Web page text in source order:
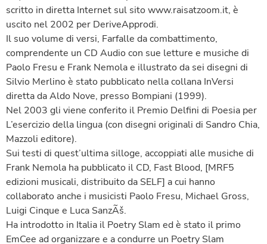
scritto in diretta Internet sul sito www.raisatzoom.it, è
uscito nel 2002 per DeriveApprodi.
Il suo volume di versi, Farfalle da combattimento,
comprendente un CD Audio con sue letture e musiche di
Paolo Fresu e Frank Nemola e illustrato da sei disegni di
Silvio Merlino è stato pubblicato nella collana InVersi
diretta da Aldo Nove, presso Bompiani (1999).
Nel 2003 gli viene conferito il Premio Delfini di Poesia per
L’esercizio della lingua (con disegni originali di Sandro Chia,
Mazzoli editore).
Sui testi di quest’ultima silloge, accoppiati alle musiche di
Frank Nemola ha pubblicato il CD, Fast Blood, [MRF5
edizioni musicali, distribuito da SELF] a cui hanno
collaborato anche i musicisti Paolo Fresu, Michael Gross,
Luigi Cinque e Luca SanzÃš.
Ha introdotto in Italia il Poetry Slam ed è stato il primo
EmCee ad organizzare e a condurre un Poetry Slam